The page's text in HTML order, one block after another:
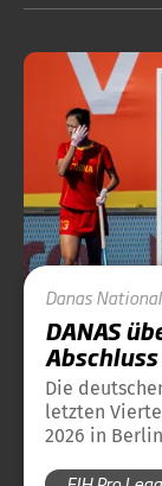
Danas
DANAS
Die
letzten
2026 in